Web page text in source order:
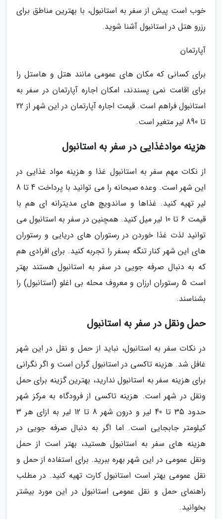
خوب است پیش از سفر به استانبول، با بهترین مناطق برای
رزرو هتل در استانبول آشنا شوید.
آپارتمان
برای کسانی که مکان های عمومی مانند هتل و هاستل را
برای اقامت نمی پسندند، امکان اجاره آپارتمان در سفر به
استانبول فراهم است. قیمت اجاره آپارتمان در این شهر از 22
تا 890 لیر متغیر است.
هزینه موادغذایی در سفر به استانبول
از نکات مهم سفر به استانبول غذا و هزینه مواد غذایی در
این شهر است. وعده صبحانه را می توانید با پرداخت 4 تا 8
لیر تهیه کنید. غذاها و ساندویچ های مدیترانه ای هم با
قیمت 6 تا 10 لیر میل کنید. همچنین در سفر به استانبول می
توانید لذت غذا خوردن در رستوران های دریایی و رستوران
های این شهر کنار تنگه بسفر را تجربه کنید. برای افرادی هم
که به دنبال صرفه جویی در سفر به استانبول هستند بهتر
است 5 رستوران ارزان و معروف محله بی اغلو (استانبول) را
بشناسند.
حمل ونقل در سفر به استانبول
در نکات سفر به استانبول، نباید از حمل و نقل در این شهر
غافل شد. هزینه تاکسی در استانبول گران است و اگر نگرانی
برای هزینه سفر به استانبول ندارید، بهترین گزینه برای حمل
ونقل در شهر است. هزینه تاکسی از فرودگاه به مرکز شهر
حدود 35 تا 40 لیر و درون شهر 8 تا 12 لیر به ازای هر 3
کیلومتر جابجایی است. اما اگر به دنبال صرفه جویی در
هزینه های سفر به استانبول هستید، بهتر است از حمل
ونقل عمومی در این شهر بهره ببرید. برای استفاده از حمل و
نقل عمومی بهتر است استانبول کارت تهیه کنید. در مطلب
راهنمای حمل و نقل عمومی استانبول در این مورد بیشتر
بخوانید.